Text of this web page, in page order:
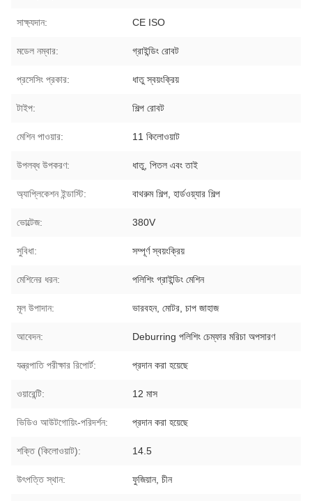
সাক্ষ্যদান: CE ISO
মডেল নম্বার: গ্রাইন্ডিং রোবট
প্রসেসিং প্রকার: ধাতু স্বয়ংক্রিয়
টাইপ: শিল্প রোবট
মেশিন পাওয়ার: 11 কিলোওয়াট
উপলব্ধ উপকরণ: ধাতু, পিতল এবং তাই
অ্যাপ্লিকেশন ইন্ডাস্টি: বাথরুম শিল্প, হার্ডওয়্যার শিল্প
ভোল্টেজ: 380V
সুবিধা: সম্পূর্ণ স্বয়ংক্রিয়
মেশিনের ধরন: পলিশিং গ্রাইন্ডিং মেশিন
মূল উপাদান: ভারবহন, মোটর, চাপ জাহাজ
আবেদন: Deburring পলিশিং চেম্ফার মরিচা অপসারণ
যন্ত্রপাতি পরীক্ষার রিপোর্ট: প্রদান করা হয়েছে
ওয়ারেন্টি: 12 মাস
ভিডিও আউটগোয়িং-পরিদর্শন: প্রদান করা হয়েছে
শক্তি (কিলোওয়াট): 14.5
উৎপত্তি স্থান: ফুজিয়ান, চীন